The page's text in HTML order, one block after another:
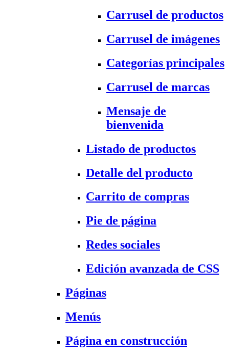
Carrusel de productos
Carrusel de imágenes
Categorías principales
Carrusel de marcas
Mensaje de
bienvenida
Listado de productos
Detalle del producto
Carrito de compras
Pie de página
Redes sociales
Edición avanzada de CSS
Páginas
Menús
Página en construcción